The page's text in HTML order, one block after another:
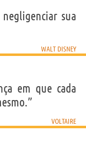
sua
WALT DISNEY
em que cada
VOLTAIRE